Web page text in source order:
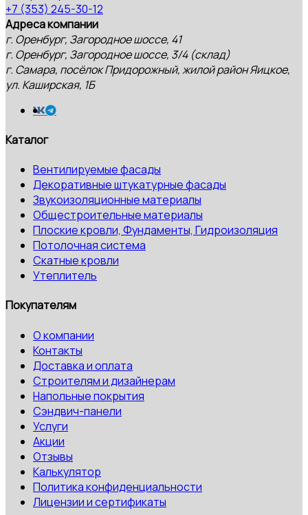
+7 (353) 245-30-12
Адреса компании
г. Оренбург, Загородное шоссе, 41
г. Оренбург, Загородное шоссе, 3/4 (склад)
г. Самара, посёлок Придорожный, жилой район Яицкое,
ул. Каширская, 1Б
Каталог
Вентилируемые фасады
Декоративные штукатурные фасады
Звукоизоляционные материалы
Общестроительные материалы
Плоские кровли, Фундаменты, Гидроизоляция
Потолочная система
Скатные кровли
Утеплитель
Покупателям
О компании
Контакты
Доставка и оплата
Строителям и дизайнерам
Напольные покрытия
Сэндвич-панели
Услуги
Акции
Отзывы
Калькулятор
Политика конфиденциальности
Лицензии и сертификаты